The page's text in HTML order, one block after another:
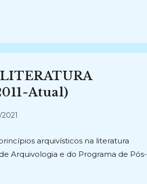
Atual)
arquivísticos na literatura
Arquivologia e do Programa de Pós-